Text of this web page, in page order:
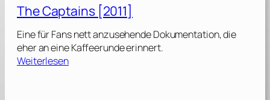
m
c
h
i
The Captains [2011]
Eine für Fans nett anzusehende Dokumentation, die
eher an eine Kaffeerunde erinnert.
Weiterlesen: